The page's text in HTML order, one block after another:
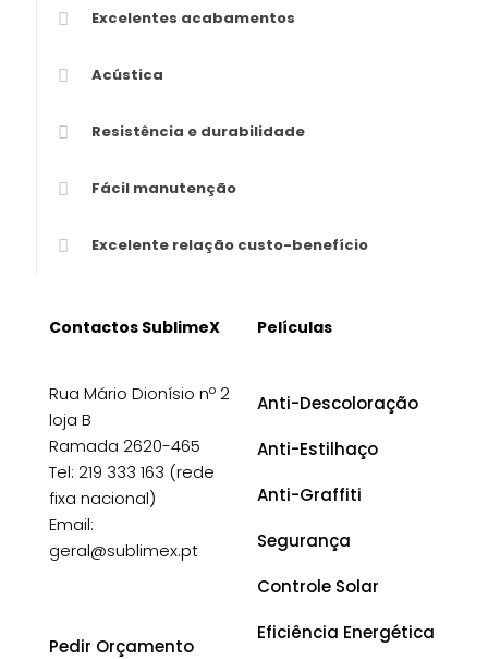
Excelentes acabamentos
Acústica
Resistência e durabilidade
Fácil manutenção
Excelente relação custo-benefício
Contactos SublimeX
Rua Mário Dionísio nº 2
loja B
Ramada 2620-465
Tel: 219 333 163 (rede
fixa nacional)
Email:
geral@sublimex.pt
Pedir Orçamento
Películas
Anti-Descoloração
Anti-Estilhaço
Anti-Graffiti
Segurança
Controle Solar
Eficiência Energética